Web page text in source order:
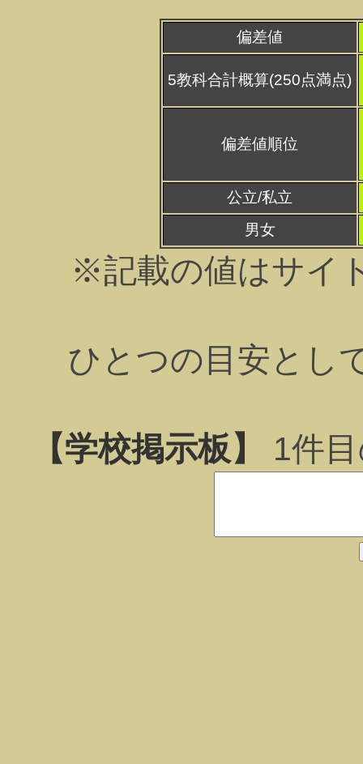
偏差値
5教科合計概算(250点満点)
偏差値順位
公立/私立
男女
※記載の値はサイ
ひとつの目安とし
【学校掲示板】 1件